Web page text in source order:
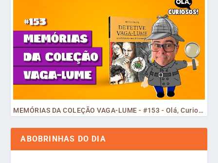
MEMÓRIAS DA COLEÇÃO VAGA-LUME - #153 - Olá, Curiosos! 2023
ABOBRINHAS DO DIA